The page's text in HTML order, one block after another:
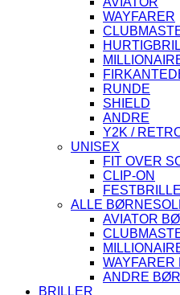
WAYFARER
RUNDE
SHIELD
ANDRE
Y2K /
UNISEX
FIT OVER
CLIP-ON
ALLE
AVIATOR
ANDRE
BRILLER